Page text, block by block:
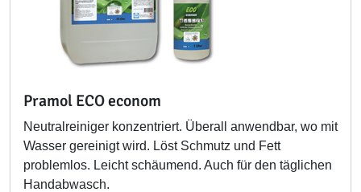
Pramol ECO econom
Neutralreiniger konzentriert. Überall anwendbar, wo mit
Wasser gereinigt wird. Löst Schmutz und Fett
problemlos. Leicht schäumend. Auch für den täglichen
Handabwasch.